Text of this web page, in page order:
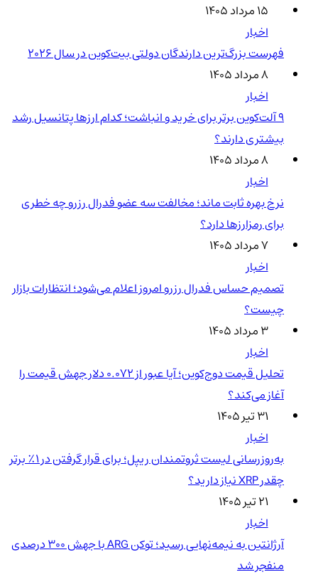
۱۵ مرداد ۱۴۰۵
اخبار
فهرست بزرگ‌ترین دارندگان دولتی بیت‌کوین در سال 2026
۸ مرداد ۱۴۰۵
اخبار
۹ آلت‌کوین برتر برای خرید و انباشت؛ کدام ارزها پتانسیل رشد
بیشتری دارند؟
۸ مرداد ۱۴۰۵
اخبار
نرخ بهره ثابت ماند؛ مخالفت سه عضو فدرال رزرو چه خطری
برای رمزارزها دارد؟
۷ مرداد ۱۴۰۵
اخبار
تصمیم حساس فدرال رزرو امروز اعلام می‌شود؛ انتظارات بازار
چیست؟
۳ مرداد ۱۴۰۵
اخبار
تحلیل قیمت دوج‌کوین؛ آیا عبور از ۰.۰۷۲ دلار جهش قیمت را
آغاز می‌کند؟
۳۱ تیر ۱۴۰۵
اخبار
به‌روزرسانی لیست ثروتمندان ریپل؛ برای قرار گرفتن در ۱٪ برتر
چقدر XRP نیاز دارید؟
۲۱ تیر ۱۴۰۵
اخبار
آرژانتین به نیمه‌نهایی رسید؛ توکن ARG با جهش ۳۰۰ درصدی
منفجر شد